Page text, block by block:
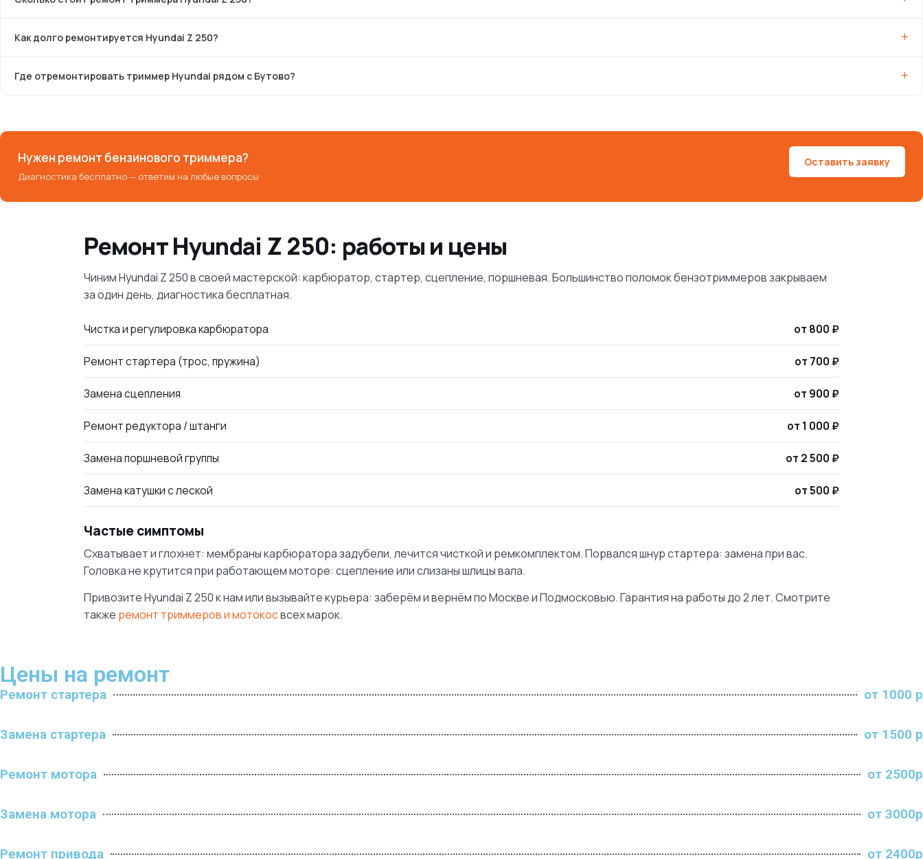
Как долго ремонтируется Hyundai Z 250?
Где отремонтировать триммер Hyundai рядом с Бутово?
Нужен ремонт бензинового триммера?
Диагностика бесплатно — ответим на любые вопросы
Оставить заявку
Ремонт Hyundai Z 250: работы и цены
Чиним Hyundai Z 250 в своей мастерской: карбюратор, стартер, сцепление, поршневая. Большинство поломок бензотриммеров закрываем
за один день, диагностика бесплатная.
Чистка и регулировка карбюратора от 800 ₽
Ремонт стартера (трос, пружина) от 700 ₽
Замена сцепления от 900 ₽
Ремонт редуктора / штанги от 1 000 ₽
Замена поршневой группы от 2 500 ₽
Замена катушки с леской от 500 ₽
Частые симптомы
Схватывает и глохнет: мембраны карбюратора задубели, лечится чисткой и ремкомплектом. Порвался шнур стартера: замена при вас.
Головка не крутится при работающем моторе: сцепление или слизаны шлицы вала.
Привозите Hyundai Z 250 к нам или вызывайте курьера: заберём и вернём по Москве и Подмосковью. Гарантия на работы до 2 лет. Смотрите
также ремонт триммеров и мотокосвсех марок.
Цены на ремонт
Ремонт стартера от 1000 р
Замена стартера от 1500 р
Ремонт мотора от 2500р
Замена мотора от 3000р
Ремонт привода от 2400р